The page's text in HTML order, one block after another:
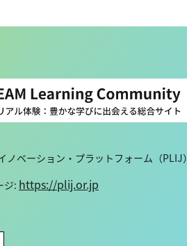
ノベーション・プラットフォーム（PLIJ）
ジ: https://plij.or.jp